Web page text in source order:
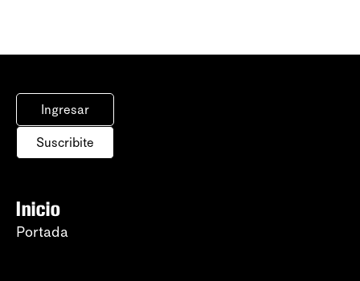
Ingresar
Suscribite
Inicio
Portada